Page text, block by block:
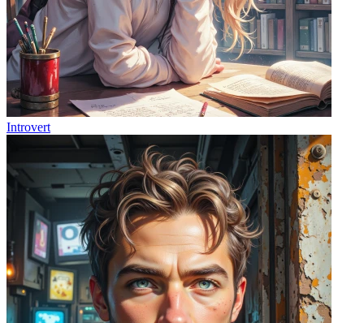
Introvert